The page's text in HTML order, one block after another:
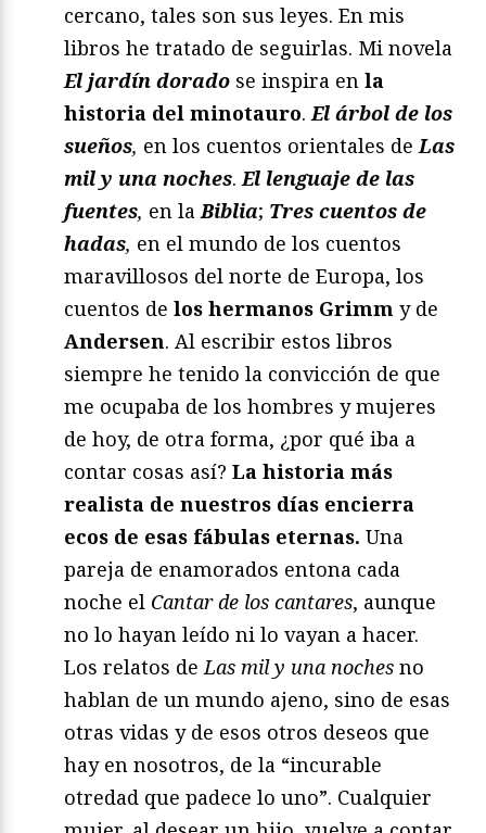
cercano, tales son sus leyes. En mis
libros he tratado de seguirlas. Mi novela
El jardín dorado se inspira en la
historia del minotauro. El árbol de los
sueños, en los cuentos orientales de Las
mil y una noches. El lenguaje de las
fuentes, en la Biblia; Tres cuentos de
hadas, en el mundo de los cuentos
maravillosos del norte de Europa, los
cuentos de los hermanos Grimm y de
Andersen. Al escribir estos libros
siempre he tenido la convicción de que
me ocupaba de los hombres y mujeres
de hoy, de otra forma, ¿por qué iba a
contar cosas así? La historia más
realista de nuestros días encierra
ecos de esas fábulas eternas. Una
pareja de enamorados entona cada
noche el Cantar de los cantares, aunque
no lo hayan leído ni lo vayan a hacer.
Los relatos de Las mil y una noches no
hablan de un mundo ajeno, sino de esas
otras vidas y de esos otros deseos que
hay en nosotros, de la “incurable
otredad que padece lo uno”. Cualquier